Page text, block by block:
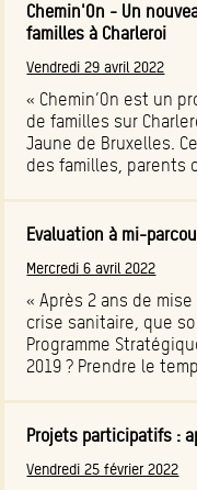
Chemin'On - Un
familles à Charleroi
Vendredi 29 avril 2022
« Chemin’On est un
de familles sur
Jaune de Bruxelles.
des familles, parents
Evaluation à mi-
Mercredi 6 avril 2022
« Après 2 ans de
crise sanitaire, que
Programme
2019 ? Prendre le
Projets participatifs :
Vendredi 25 février 2022